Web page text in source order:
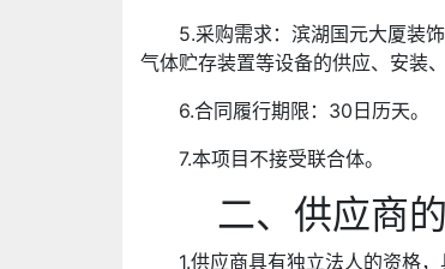
5.采购需求：滨湖国元大厦装
气体贮存装置等设备的供应、安装
6.合同履行期限：30日历天。
7.本项目不接受联合体。
二、供应商
1.供应商具有独立法人的资格，